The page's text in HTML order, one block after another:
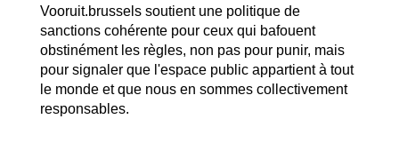
Vooruit.brussels soutient une politique de
sanctions cohérente pour ceux qui bafouent
obstinément les règles, non pas pour punir, mais
pour signaler que l'espace public appartient à tout
le monde et que nous en sommes collectivement
responsables.